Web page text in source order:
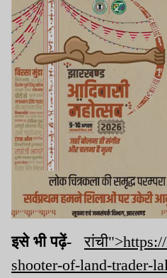
इसे भी पढ़ें-
shooter-of-land-trader-